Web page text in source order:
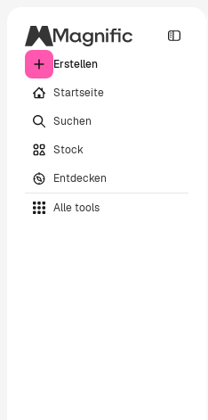
Erstellen
Startseite
Suchen
Stock
Entdecken
Alle tools